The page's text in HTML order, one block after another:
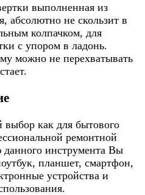
выполненная из
абсолютно не скользит в
колпачком, для
с упором в ладонь.
можно не перехватывать
как для бытового
ремонтной
инструмента Вы
планшет, смартфон,
устройства и